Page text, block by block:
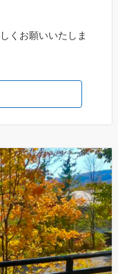
くお願いいたしま